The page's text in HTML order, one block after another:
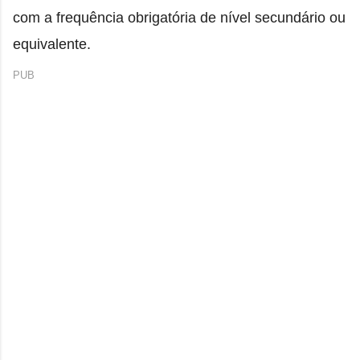
com a frequência obrigatória de nível secundário ou
equivalente.
PUB